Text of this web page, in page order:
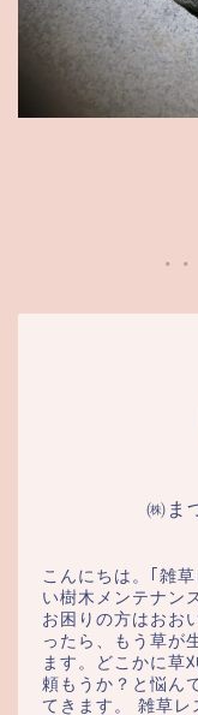
㈱ま
こんにちは。｢雑
い樹木メンテナン
お困りの方はおお
ったら、もう草が
ます。どこかに草
頼もうか？と悩ん
てきます。 雑草レ